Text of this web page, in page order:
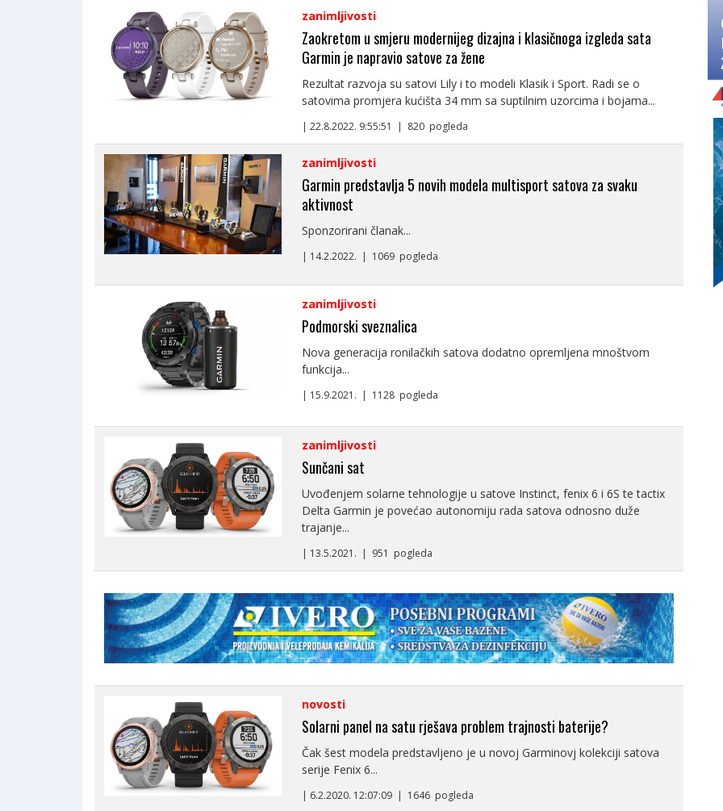
zanimljivosti
Zaokretom u smjeru modernijeg dizajna i klasičnoga izgleda sata
Garmin je napravio satove za žene
Rezultat razvoja su satovi Lily i to modeli Klasik i Sport. Radi se o
satovima promjera kućišta 34 mm sa suptilnim uzorcima i bojama...
| 22.8.2022. 9:55:51 | 820 pogleda
zanimljivosti
Garmin predstavlja 5 novih modela multisport satova za svaku
aktivnost
Sponzorirani članak...
| 14.2.2022. | 1069 pogleda
zanimljivosti
Podmorski sveznalica
Nova generacija ronilačkih satova dodatno opremljena mnoštvom
funkcija...
| 15.9.2021. | 1128 pogleda
zanimljivosti
Sunčani sat
Uvođenjem solarne tehnologije u satove Instinct, fenix 6 i 6S te tactix
Delta Garmin je povećao autonomiju rada satova odnosno duže
trajanje...
| 13.5.2021. | 951 pogleda
novosti
Solarni panel na satu rješava problem trajnosti baterije?
Čak šest modela predstavljeno je u novoj Garminovj kolekciji satova
serije Fenix 6...
| 6.2.2020. 12:07:09 | 1646 pogleda